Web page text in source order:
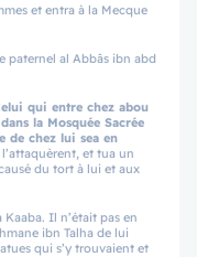
et entra à la Mecque
paternel al Abbâs ibn abd
qui entre chez abou
la Mosquée Sacrée
de chez lui sea en
et tua un
du tort à lui et aux
Il n’était pas en
ibn Talha de lui
qui s’y trouvaient et